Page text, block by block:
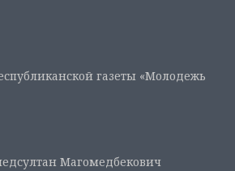
газеты «Молодежь
Магомедбекович